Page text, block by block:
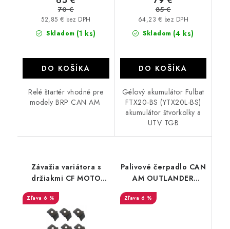
Skladom (1 ks)
52,85 € bez DPH
70 €
DO KOŠÍKA
Relé štartér vhodné pre
modely BRP CAN AM
Skladom (4 ks)
64,23 € bez DPH
85 €
DO KOŠÍKA
Gélový akumulátor Fulbat
FTX20-BS (YTX20L-BS)
akumulátor štvorkolky a
UTV TGB
Závažia variátora s
držiakmi CF MOTO
X550/ X600/ X625/
X850/ X1000 0GR0-
051005
6 %
Palivové čerpadlo CAN
AM OUTLANDER
709000287
6 %